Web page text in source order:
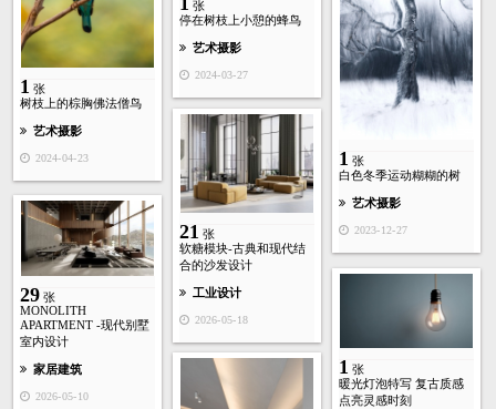
1 张
树枝上的棕胸佛法僧鸟
艺术摄影
2024-04-23
张
停在树枝上小憩的蜂鸟
艺术摄影
2024-03-27
1 张
白色冬季运动糊糊的树
艺术摄影
2023-12-27
21 张
软糖模块-古典和现代结
合的沙发设计
工业设计
2026-05-18
29 张
MONOLITH
APARTMENT -现代别墅
室内设计
家居建筑
2026-05-10
1 张
暖光灯泡特写 复古质感
点亮灵感时刻